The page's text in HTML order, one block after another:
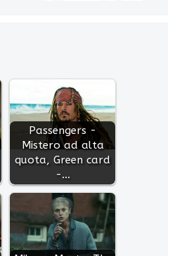
Passengers -
Mistero ad alta
quota, Green card
-…